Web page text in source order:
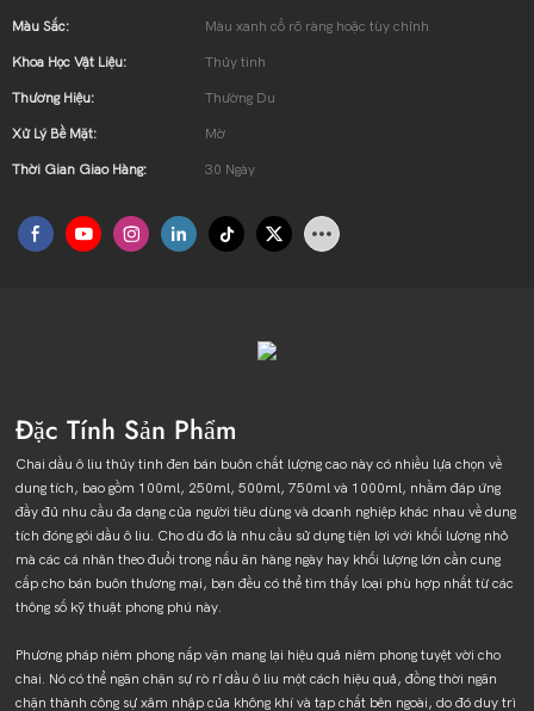
Màu Sắc: Màu xanh cổ rõ ràng hoặc tùy chỉnh
Khoa Học Vật Liệu: Thủy tinh
Thương Hiệu: Thường Du
Xử Lý Bề Mặt: Mờ
Thời Gian Giao Hàng: 30 Ngày
Đặc Tính Sản Phẩm
Chai dầu ô liu thủy tinh đen bán buôn chất lượng cao này có nhiều lựa chọn về
dung tích, bao gồm 100ml, 250ml, 500ml, 750ml và 1000ml, nhằm đáp ứng
đầy đủ nhu cầu đa dạng của người tiêu dùng và doanh nghiệp khác nhau về dung
tích đóng gói dầu ô liu. Cho dù đó là nhu cầu sử dụng tiện lợi với khối lượng nhỏ
mà các cá nhân theo đuổi trong nấu ăn hàng ngày hay khối lượng lớn cần cung
cấp cho bán buôn thương mại, bạn đều có thể tìm thấy loại phù hợp nhất từ ​​​​các
thông số kỹ thuật phong phú này.
Phương pháp niêm phong nắp vặn mang lại hiệu quả niêm phong tuyệt vời cho
chai. Nó có thể ngăn chặn sự rò rỉ dầu ô liu một cách hiệu quả, đồng thời ngăn
chặn thành công sự xâm nhập của không khí và tạp chất bên ngoài, do đó duy trì